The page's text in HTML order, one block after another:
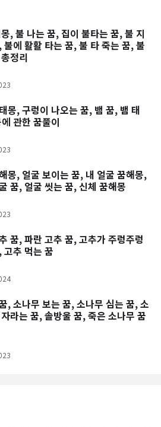
, 불 나는 꿈, 집이 불타는 꿈, 불 지
불에 활활 타는 꿈, 불 타 죽는 꿈, 불
정리
몽, 구렁이 나오는 꿈, 뱀 꿈, 뱀 태
관한 꿈풀이
몽, 얼굴 보이는 꿈, 내 얼굴 꿈해몽,
꿈, 얼굴 씻는 꿈, 신체 꿈해몽
꿈, 파란 고추 꿈, 고추가 주렁주렁
고추 먹는 꿈
, 소나무 보는 꿈, 소나무 심는 꿈, 소
라는 꿈, 솔방울 꿈, 죽은 소나무 꿈